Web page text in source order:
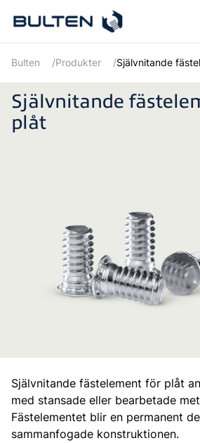
Bulten Produkter Självnitande
Självnitande
plåt
Självnitande fästelement för plåt
med stansade eller bearbetade
Fästelementet blir en permanent
sammanfogade konstruktionen.